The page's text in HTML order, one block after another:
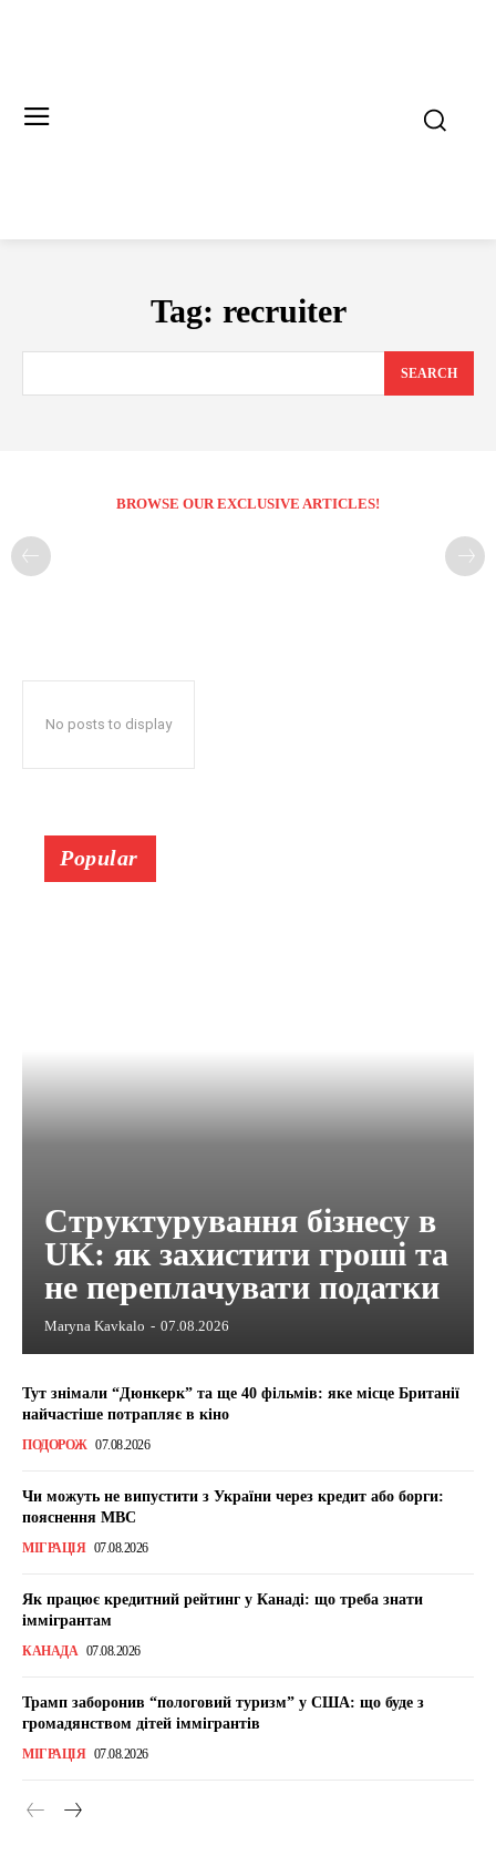
Tag: recruiter
SEARCH
BROWSE OUR EXCLUSIVE ARTICLES!
No posts to display
Popular
Структурування бізнесу в
UK: як захистити гроші та
не переплачувати податки
Maryna Kavkalo - 07.08.2026
Тут знімали “Дюнкерк” та ще 40 фільмів: яке місце Британії
найчастіше потрапляє в кіно
ПОДОРОЖ 07.08.2026
Чи можуть не випустити з України через кредит або борги:
пояснення МВС
МІГРАЦІЯ 07.08.2026
Як працює кредитний рейтинг у Канаді: що треба знати
іммігрантам
КАНАДА 07.08.2026
Трамп заборонив “пологовий туризм” у США: що буде з
громадянством дітей іммігрантів
МІГРАЦІЯ 07.08.2026